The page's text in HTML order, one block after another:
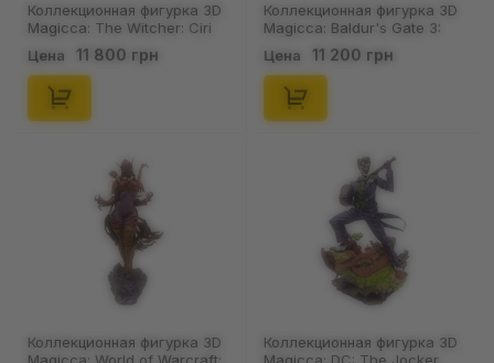
Коллекционная фигурка 3D
Magicca: The Witcher: Ciri
(Basilisk), (80026)
Цена 11 800 грн
Коллекционная фигурка 3D
Magicca: Baldur's Gate 3:
Shadowheart, (80027)
Цена 11 200 грн
Коллекционная фигурка 3D
Коллекционная фигурка 3D